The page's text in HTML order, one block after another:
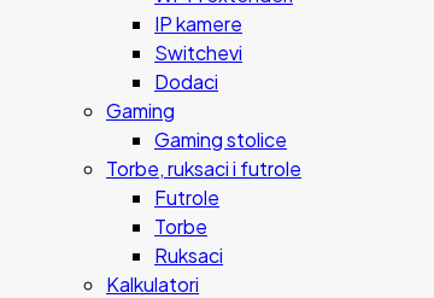
IP kamere
Switchevi
Dodaci
Gaming
Gaming stolice
Torbe, ruksaci i futrole
Futrole
Torbe
Ruksaci
Kalkulatori